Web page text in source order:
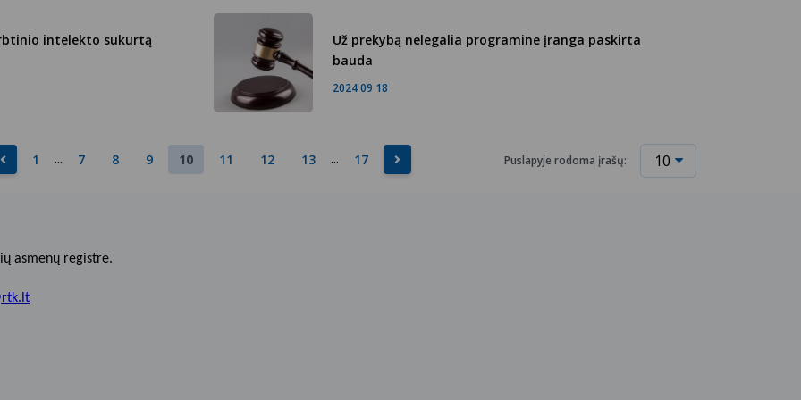
intelekto sukurtą
Už prekybą nelegalia programine įranga paskirta
bauda
2024 09 18
1 ... 7 8 9 10 11 12 13 ... 17 Puslapyje rodoma įrašų:
asmenų registre.